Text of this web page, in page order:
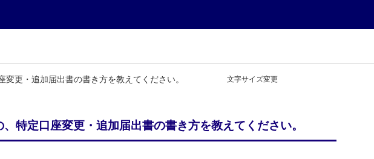
文字サイズ変更
更・追加届出書の書き方を教えてください。
特定口座変更・追加届出書の書き方を教えてください。